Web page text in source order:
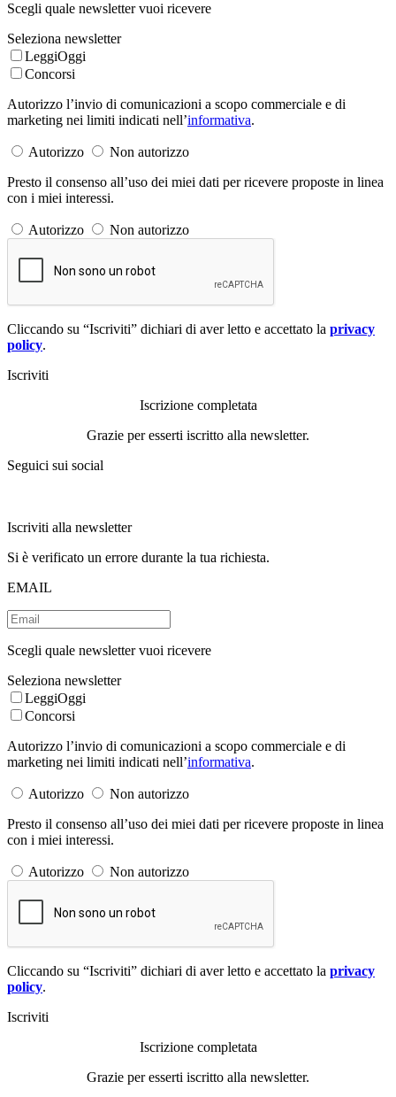
Scegli quale newsletter vuoi ricevere
Seleziona newsletter
LeggiOggi
Concorsi
Autorizzo l’invio di comunicazioni a scopo commerciale e di
marketing nei limiti indicati nell’informativa.
Autorizzo
Non autorizzo
Presto il consenso all’uso dei miei dati per ricevere proposte in linea
con i miei interessi.
Autorizzo Non autorizzo
Cliccando su “Iscriviti” dichiari di aver letto e accettato la privacy
policy.
Iscriviti
Iscrizione completata
Grazie per esserti iscritto alla newsletter.
Seguici sui social
Iscriviti alla newsletter
Si è verificato un errore durante la tua richiesta.
EMAIL
Scegli quale newsletter vuoi ricevere
Seleziona newsletter
LeggiOggi
Concorsi
Autorizzo l’invio di comunicazioni a scopo commerciale e di
marketing nei limiti indicati nell’informativa.
Autorizzo
Non autorizzo
Presto il consenso all’uso dei miei dati per ricevere proposte in linea
con i miei interessi.
Autorizzo Non autorizzo
Cliccando su “Iscriviti” dichiari di aver letto e accettato la privacy
policy.
Iscriviti
Iscrizione completata
Grazie per esserti iscritto alla newsletter.